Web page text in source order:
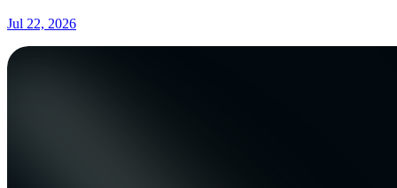
Jul 22, 2026